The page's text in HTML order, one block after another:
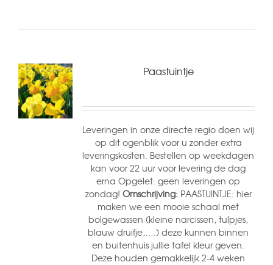
Paastuintje
Leveringen in onze directe regio doen wij
op dit ogenblik voor u zonder extra
leveringskosten. Bestellen op weekdagen
kan voor 22 uur voor levering de dag
erna Opgelet: geen leveringen op
zondag! Omschrijving: PAASTUINTJE: hier
maken we een mooie schaal met
bolgewassen (kleine narcissen, tulpjes,
blauw druifje,….) deze kunnen binnen
en buitenhuis jullie tafel kleur geven.
Deze houden gemakkelijk 2-4 weken